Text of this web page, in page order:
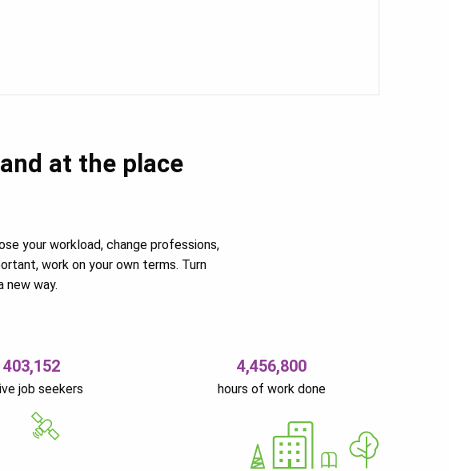
at the place
your workload, change professions,
work on your own terms. Turn
new way.
403,152
job seekers
4,456,800
hours of work done